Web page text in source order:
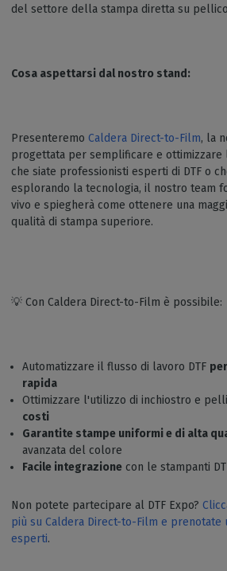
del settore della stampa diretta su
Cosa aspettarsi dal nostro stand:
Presenteremo Caldera Direct-to-Film, la
progettata per semplificare e ottimizzare
che siate professionisti esperti di DTF o
esplorando la tecnologia, il nostro team
vivo e spiegherà come ottenere una
qualità di stampa superiore.
💡 Con Caldera Direct-to-Film è possibile:
Automatizzare il flusso di lavoro DTF
rapida
Ottimizzare l'utilizzo di inchiostro e
costi
Garantite stampe uniformi e di alta
avanzata del colore
Facile integrazione con le stampanti
Non potete partecipare al DTF Expo?
più su Caldera Direct-to-Film e prenotate
esperti.